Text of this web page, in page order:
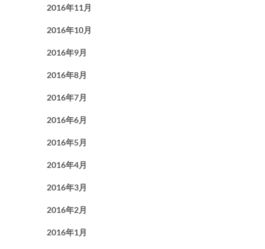
2016年11月
2016年10月
2016年9月
2016年8月
2016年7月
2016年6月
2016年5月
2016年4月
2016年3月
2016年2月
2016年1月